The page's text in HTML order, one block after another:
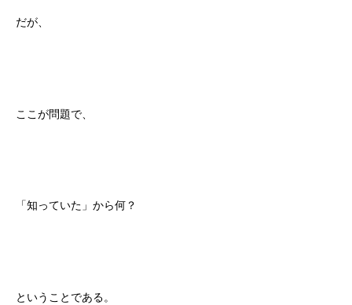
だが、
ここが問題で、
「知っていた」から何？
ということである。